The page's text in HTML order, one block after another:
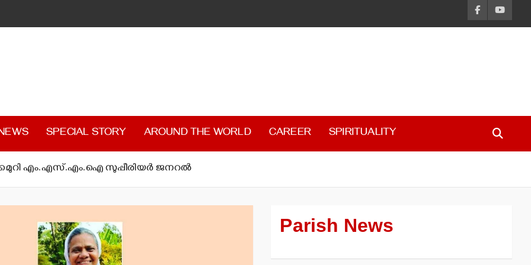
SPECIAL STORY AROUND THE WORLD CAREER SPIRITUALITY
എം.എസ്.എം.ഐ സുപ്പീരിയര്‍ ജനറല്‍
Parish News